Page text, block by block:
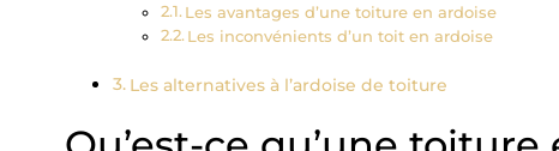
Les avantages d’une toiture en ardoise
Les inconvénients d’un toit en ardoise
Les alternatives à l’ardoise de toiture